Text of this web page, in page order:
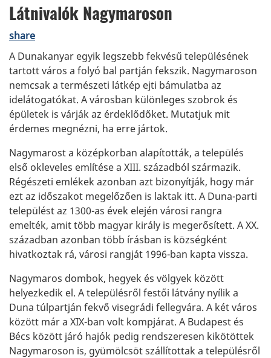
Látnivalók Nagymaroson
share
A Dunakanyar egyik legszebb fekvésű településének
tartott város a folyó bal partján fekszik. Nagymaroson
nemcsak a természeti látkép ejti bámulatba az
idelátogatókat. A városban különleges szobrok és
épületek is várják az érdeklődőket. Mutatjuk mit
érdemes megnézni, ha erre jártok.
Nagymarost a középkorban alapították, a település
első okleveles említése a XIII. századból származik.
Régészeti emlékek azonban azt bizonyítják, hogy már
ezt az időszakot megelőzően is laktak itt. A Duna-parti
települést az 1300-as évek elején városi rangra
emelték, amit több magyar király is megerősített. A XX.
században azonban több írásban is községként
hivatkoztak rá, városi rangját 1996-ban kapta vissza.
Nagymaros dombok, hegyek és völgyek között
helyezkedik el. A településről festői látvány nyílik a
Duna túlpartján fekvő visegrádi fellegvára. A két város
között már a XIX-ban volt kompjárat. A Budapest és
Bécs között járó hajók pedig rendszeresen kikötöttek
Nagymaroson is, gyümölcsöt szállítottak a településről